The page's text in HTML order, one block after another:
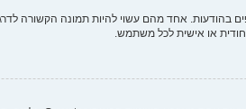
בהודעות. אחד מהם עשוי להיות תמונה הקשורה
או אישית לכל משתמש.